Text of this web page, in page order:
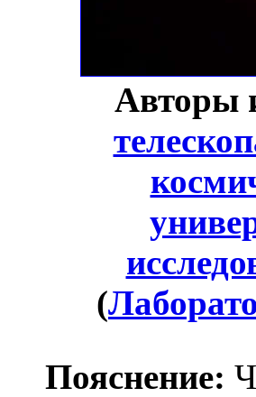
Авторы
(
Пояснение: